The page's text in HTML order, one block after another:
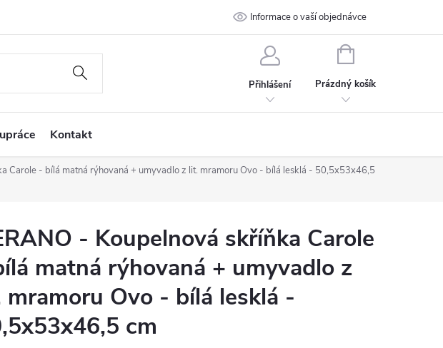
Ochrana osobních údajů Kontakt
Informace o vaší objednávce
Přihlášení
NÁKUPNÍ
Prázdný košík
Kontakt
Carole - bílá matná rýhovaná + umyvadlo z lit. mramoru Ovo - bílá lesklá - 50,5x53x46,5
- Koupelnová skříňka Carole
matná rýhovaná + umyvadlo z
mramoru Ovo - bílá lesklá -
cm